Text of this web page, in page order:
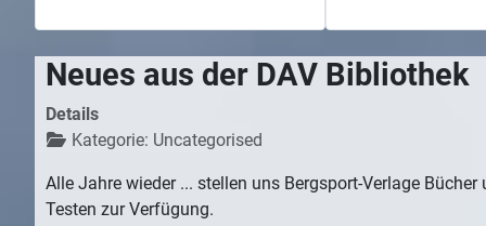
Neues aus der DAV Bibliothek
Details
Kategorie: Uncategorised
Alle Jahre wieder ... stellen uns Bergsport-Verlage Bücher
Testen zur Verfügung.